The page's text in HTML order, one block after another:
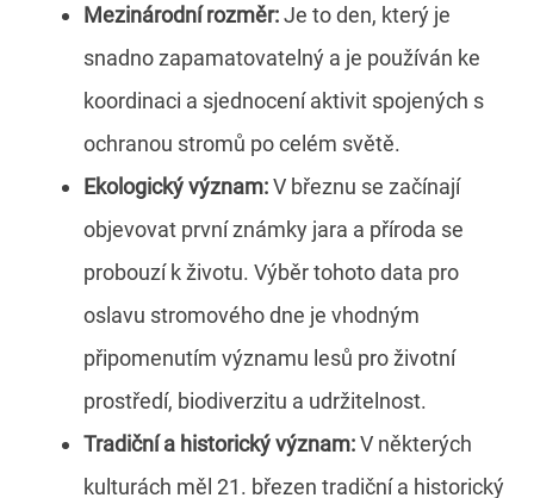
Mezinárodní rozměr:Je to den, který je
snadno zapamatovatelný a je používán ke
koordinaci a sjednocení aktivit spojených s
ochranou stromů po celém světě.
Ekologický význam:V březnu se začínají
objevovat první známky jara a příroda se
probouzí k životu. Výběr tohoto data pro
oslavu stromového dne je vhodným
připomenutím významu lesů pro životní
prostředí, biodiverzitu a udržitelnost.
Tradiční a historický význam:V některých
kulturách měl 21. březen tradiční a historický